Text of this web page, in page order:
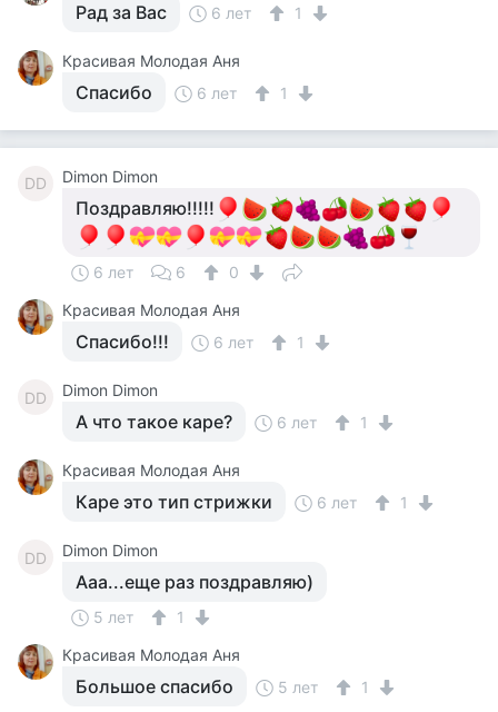
Рад за Вас 6 лет 1
Красивая Молодая Аня
Спасибо 6 лет 1
DD Dimon Dimon
Поздравляю!!!!!
6 лет 6
0
Красивая Молодая Аня
Спасибо!!! 6 лет 1
DD Dimon Dimon
А что такое каре? 6 лет 1
Красивая Молодая Аня
Каре это тип стрижки 6 лет 1
DD Dimon Dimon
Ааа...еще раз поздравляю)
5 лет
1
Красивая Молодая Аня
Большое спасибо 5 лет 1